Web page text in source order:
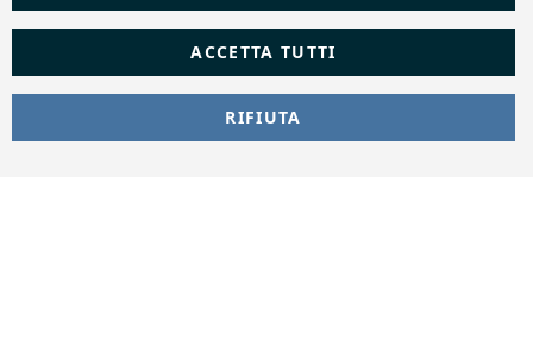
ACCETTA TUTTI
RIFIUTA